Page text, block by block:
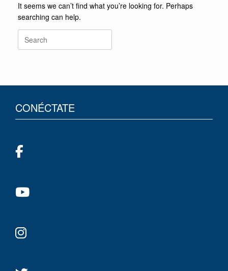
It seems we can’t find what you’re looking for. Perhaps
searching can help.
CONÉCTATE